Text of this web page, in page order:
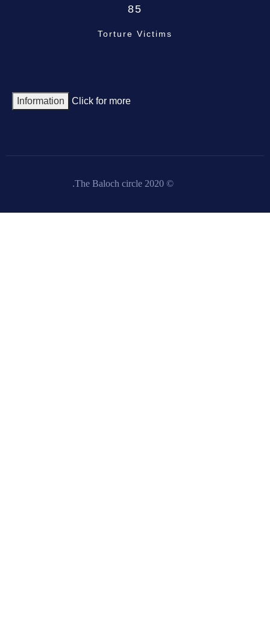
85
Torture Victims
Click for more
Information
© 2020 The Baloch circle.